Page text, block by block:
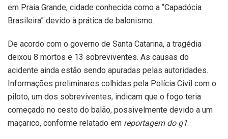
em Praia Grande, cidade conhecida como a “Capadócia
Brasileira” devido à prática de balonismo.
De acordo com o governo de Santa Catarina, a tragédia
deixou 8 mortos e 13 sobreviventes. As causas do
acidente ainda estão sendo apuradas pelas autoridades.
Informações preliminares colhidas pela Polícia Civil com o
piloto, um dos sobreviventes, indicam que o fogo teria
começado no cesto do balão, possivelmente devido a um
maçarico, conforme relatado em reportagem do g1.